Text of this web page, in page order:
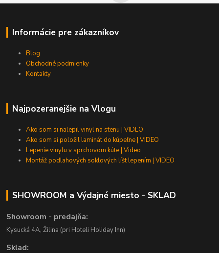
Informácie pre zákazníkov
Blog
Obchodné podmienky
Kontakty
Najpozeranejšie na Vlogu
Ako som si nalepil vinyl na stenu | VIDEO
Ako som si položil laminát do kúpeľne | VIDEO
Lepenie vinylu v sprchovom kúte | Video
Montáž podlahových soklových líšt lepením | VIDEO
SHOWROOM a Výdajné miesto - SKLAD
Showroom - predajňa:
Kysucká 4A, Žilina (pri Hoteli Holiday Inn)
Sklad: